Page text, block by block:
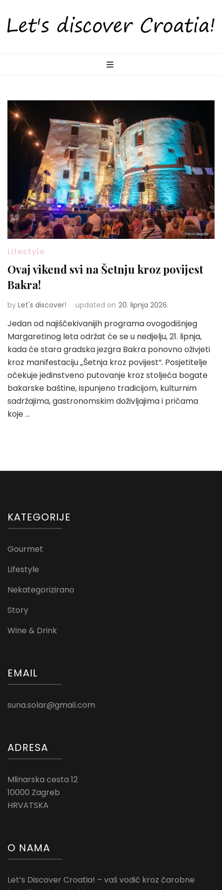
Lifestyle
Ovaj vikend svi na Šetnju kroz povijest
Bakra!
by Let's discover! updated on 20. lipnja 2026.
Jedan od najiščekivanijih programa ovogodišnjeg
Margaretinog leta održat će se u nedjelju, 21. lipnja,
kada će stara gradska jezgra Bakra ponovno oživjeti
kroz manifestaciju „Šetnja kroz povijest“. Posjetitelje
očekuje jedinstveno putovanje kroz stoljeća bogate
bakarske baštine, ispunjeno tradicijom, kulturnim
sadržajima, gastronomskim doživljajima i pričama
koje …
KATEGORIJE
Gourmet
Lifestyle
Nekategorizirano
Story
Wine & Drink
EMAIL
suna.solar@gmail.com
ADRESA
Mlinarska cesta 12
10000 Zagreb
HRVATSKA
O NAMA
Let’s Discover Croatia! – vaš vodič kroz čarobne